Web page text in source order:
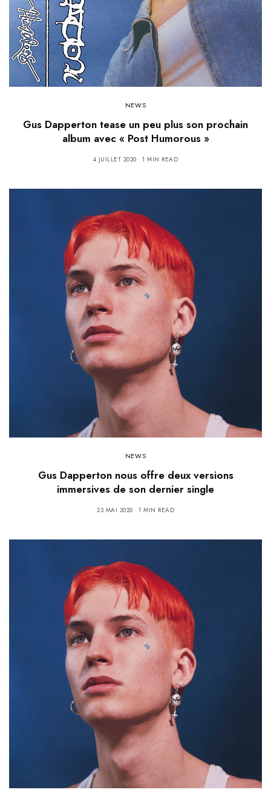
NEWS
Gus Dapperton tease un peu plus son prochain
album avec « Post Humorous »
4 JUILLET 2020 1 MIN READ
NEWS
Gus Dapperton nous offre deux versions
immersives de son dernier single
23 MAI 2020 1 MIN READ